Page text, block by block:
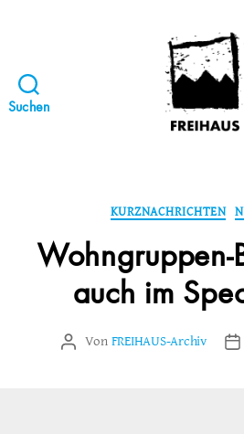
Suchen
KURZNACHRICHTEN
Wohngruppen-
auch im
Beitragsautor
Von FREIHAUS-Archiv